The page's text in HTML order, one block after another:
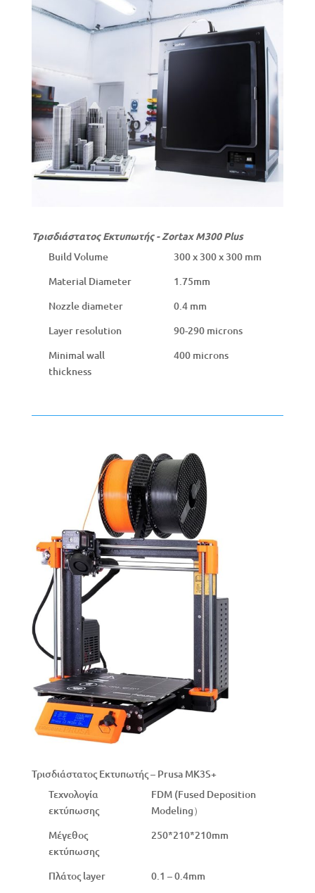
Τρισδιάστατος Εκτυπωτής - Zortax M300 Plus
Build Volume
300 x 300 x 300 mm
Material Diameter
1.75mm
Nozzle diameter
0.4 mm
Layer resolution
90-290 microns
Minimal wall
thickness
400 microns
Τρισδιάστατος Εκτυπωτής – Prusa MK3S+
Τεχνολογία
εκτύπωσης
FDM (Fused Deposition
Modeling）
Μέγεθος
εκτύπωσης
250*210*210mm
Πλάτος layer
0.1 – 0.4mm